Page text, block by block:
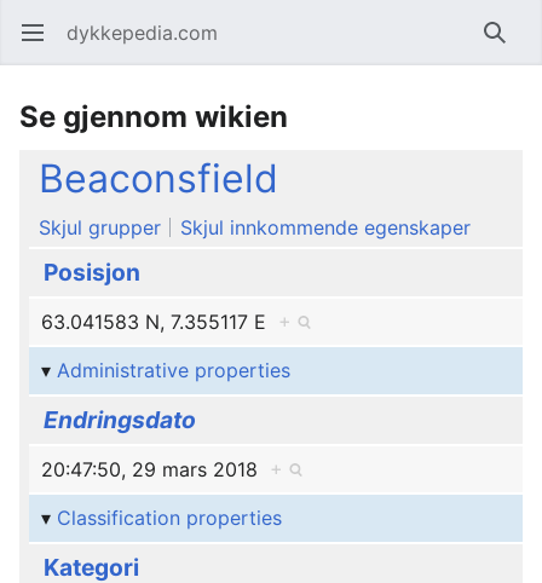
Åpne hovedmenyen dykkepedia.com Søk
Se gjennom wikien
Beaconsfield
Skjul grupper Skjul innkommende egenskaper
Posisjon
63.041583 N, 7.355117 E +
Administrative properties
Endringsdato
20:47:50, 29 mars 2018 +
Classification properties
Kategori